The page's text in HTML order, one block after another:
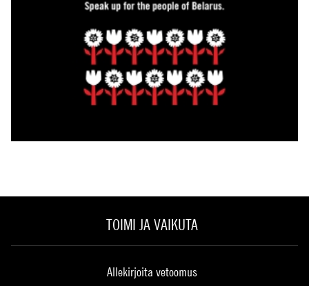
TOIMI JA VAIKUTA
Allekirjoita vetoomus